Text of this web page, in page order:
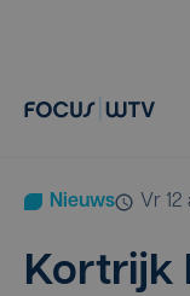
Nieuws vr
Kort­rijk